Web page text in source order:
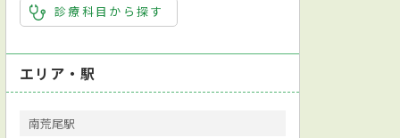
診療科目から探す
エリア・駅
南荒尾駅